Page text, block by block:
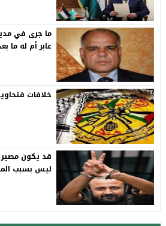
ما جرى في
عابر أم له ما
خلافات
قد يكون
ليس بسبب